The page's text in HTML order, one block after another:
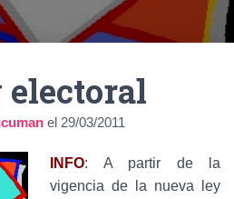
O
O
A
el 29/03/2011
INFO: A partir de la
vigencia de la nueva ley